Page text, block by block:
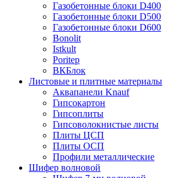
Газобетонные блоки D400
Газобетонные блоки D500
Газобетонные блоки D600
Bonolit
Istkult
Poritep
ВКБлок
Листовые и плитные материалы
Аквапанели Knauf
Гипсокартон
Гипсоплиты
Гипсоволокнистые листы
Плиты ЦСП
Плиты ОСП
Профили металлические
Шифер волновой